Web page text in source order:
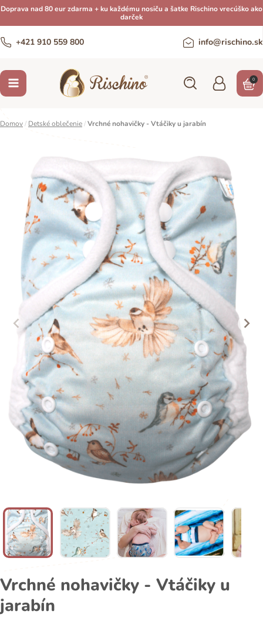
Doprava nad 80 eur zdarma + ku každému nosiču a šatke Rischino vrecúško ako
darček
+421 910 559 800 info@rischino.sk
0
Domov/ Detské oblečenie/Vrchné nohavičky - Vtáčiky u jarabín
Vrchné nohavičky - Vtáčiky u
jarabín